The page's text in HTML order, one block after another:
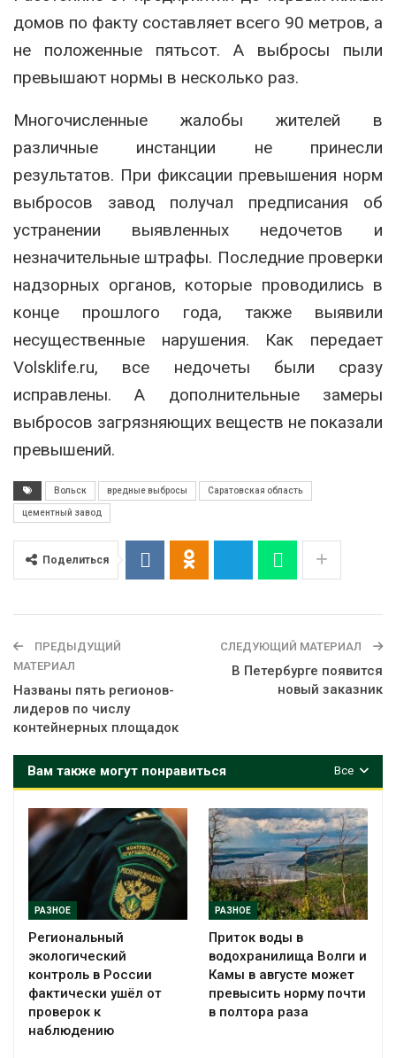
домов по факту составляет всего 90 метров, а
не положенные пятьсот. А выбросы пыли
превышают нормы в несколько раз.
Многочисленные жалобы жителей в
различные инстанции не принесли
результатов. При фиксации превышения норм
выбросов завод получал предписания об
устранении выявленных недочетов и
незначительные штрафы. Последние проверки
надзорных органов, которые проводились в
конце прошлого года, также выявили
несущественные нарушения. Как передает
Volsklife.ru, все недочеты были сразу
исправлены. А дополнительные замеры
выбросов загрязняющих веществ не показали
превышений.
Вольск вредные выбросы Саратовская область
цементный завод
Поделиться
ПРЕДЫДУЩИЙ
МАТЕРИАЛ
Названы пять регионов-
лидеров по числу
контейнерных площадок
СЛЕДУЮЩИЙ МАТЕРИАЛ
В Петербурге появится
новый заказник
Все
Вам также могут понравиться
РАЗНОЕ
Региональный
экологический
контроль в России
фактически ушёл от
проверок к
наблюдению
РАЗНОЕ
Приток воды в
водохранилища Волги и
Камы в августе может
превысить норму почти
в полтора раза